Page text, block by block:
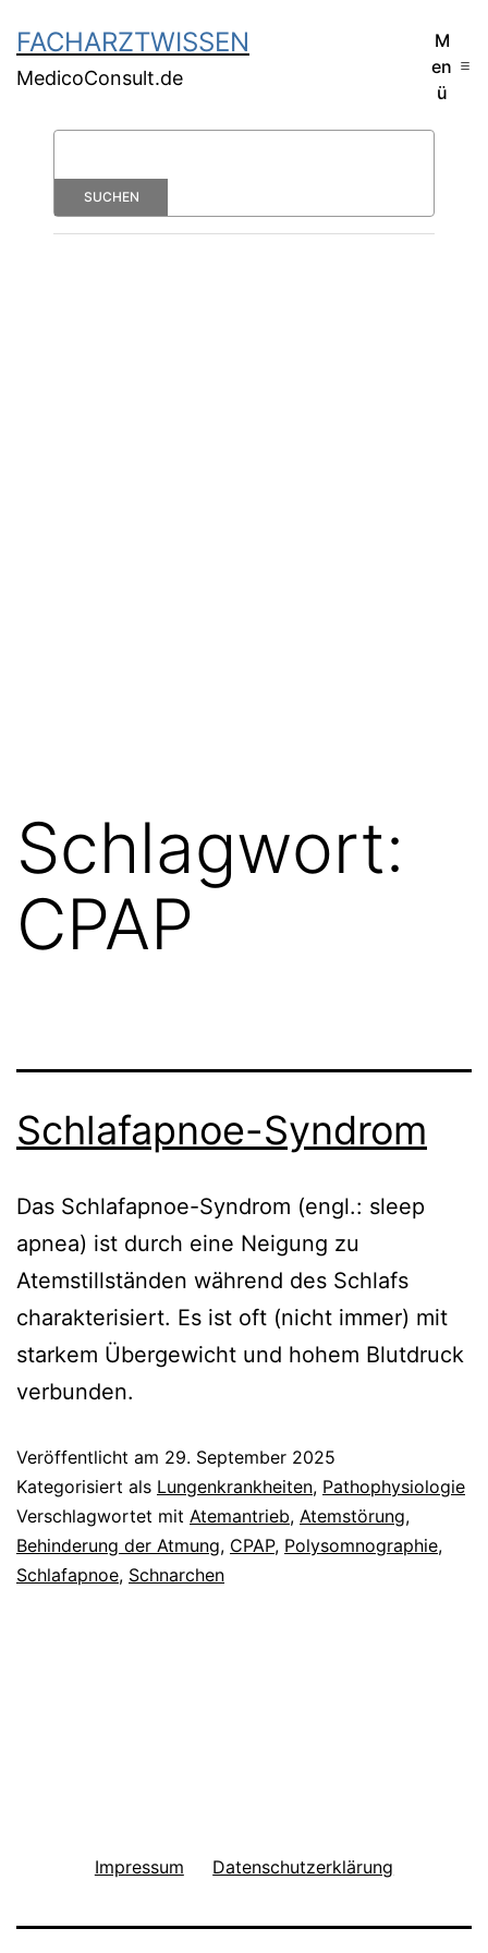
FACHARZTWISSEN
MedicoConsult.de
M
en
ü
Schlagwort:
CPAP
Schlafapnoe-Syndrom
Das Schlafapnoe-Syndrom (engl.: sleep
apnea) ist durch eine Neigung zu
Atemstillständen während des Schlafs
charakterisiert. Es ist oft (nicht immer) mit
starkem Übergewicht und hohem Blutdruck
verbunden.
Veröffentlicht am 29. September 2025
Kategorisiert als Lungenkrankheiten, Pathophysiologie
Verschlagwortet mit Atemantrieb, Atemstörung,
Behinderung der Atmung, CPAP, Polysomnographie,
Schlafapnoe, Schnarchen
Impressum Datenschutzerklärung